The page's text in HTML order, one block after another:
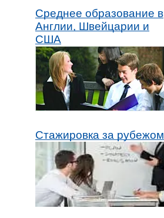
Среднее образование в
Англии, Швейцарии и
США
Стажировка за рубежом